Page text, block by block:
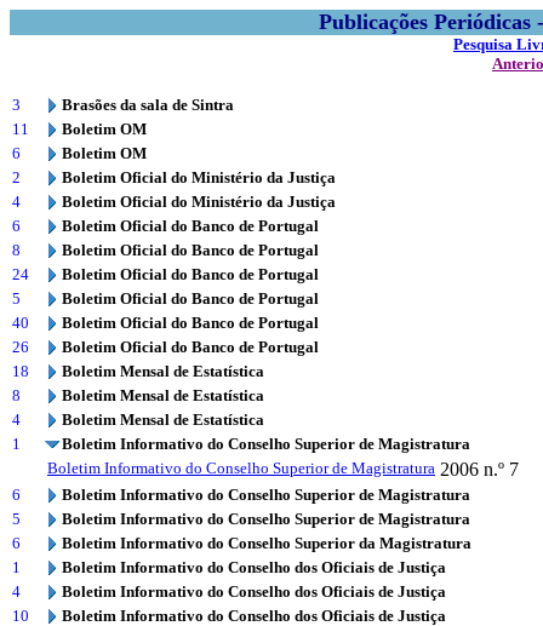
Publicações
Pesquisa
3
Brasões da sala de Sintra
11
Boletim OM
6
Boletim OM
2
Boletim Oficial do Ministério da Justiça
4
Boletim Oficial do Ministério da Justiça
6
Boletim Oficial do Banco de Portugal
8
Boletim Oficial do Banco de Portugal
24
Boletim Oficial do Banco de Portugal
5
Boletim Oficial do Banco de Portugal
40
Boletim Oficial do Banco de Portugal
26
Boletim Oficial do Banco de Portugal
18
Boletim Mensal de Estatística
8
Boletim Mensal de Estatística
4
Boletim Mensal de Estatística
1
Boletim Informativo do Conselho Superior de Magistratura
Boletim Informativo do Conselho Superior de Magistratura 2006 n.º 7
6
Boletim Informativo do Conselho Superior de Magistratura
5
Boletim Informativo do Conselho Superior de Magistratura
6
Boletim Informativo do Conselho Superior da Magistratura
1
Boletim Informativo do Conselho dos Oficiais de Justiça
4
Boletim Informativo do Conselho dos Oficiais de Justiça
10
Boletim Informativo do Conselho dos Oficiais de Justiça